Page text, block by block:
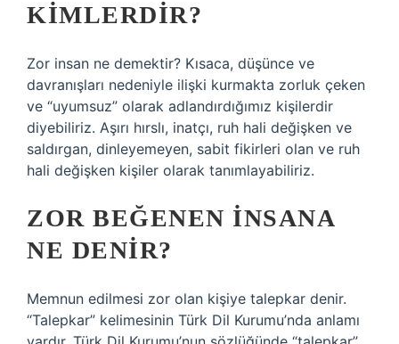
KIMLERDIR?
Zor insan ne demektir? Kısaca, düşünce ve
davranışları nedeniyle ilişki kurmakta zorluk çeken
ve “uyumsuz” olarak adlandırdığımız kişilerdir
diyebiliriz. Aşırı hırslı, inatçı, ruh hali değişken ve
saldırgan, dinleyemeyen, sabit fikirleri olan ve ruh
hali değişken kişiler olarak tanımlayabiliriz.
ZOR BEĞENEN INSANA
NE DENIR?
Memnun edilmesi zor olan kişiye talepkar denir.
“Talepkar” kelimesinin Türk Dil Kurumu’nda anlamı